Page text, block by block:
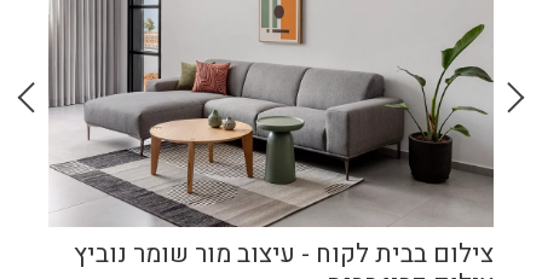
צילום בבית לקוח - עיצוב מור שומר נוביץ